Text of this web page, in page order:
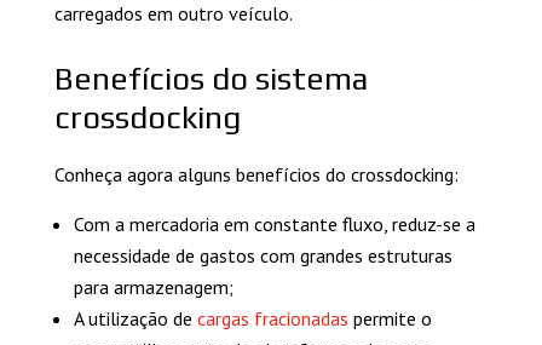
carregados em outro veículo.
Benefícios do sistema
crossdocking
Conheça agora alguns benefícios do crossdocking:
Com a mercadoria em constante fluxo, reduz-se a
necessidade de gastos com grandes estruturas
para armazenagem;
A utilização de cargas fracionadas permite o